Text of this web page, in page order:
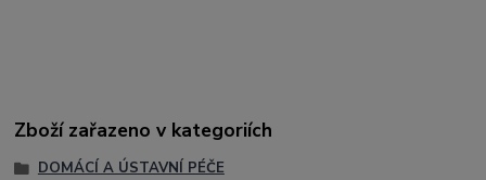
Zboží zařazeno v kategoriích
DOMÁCÍ A ÚSTAVNÍ PÉČE